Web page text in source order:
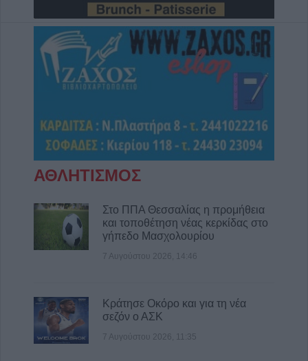
Αρείου Πάγου οι αιτήσεις για την ανάσυρση
από το αρχείο της υπόθεσης των
τηλεφωνικών υποκλοπών
7 Αυγούστου 2026, 14:26
Επιχορηγήσεις 15.000 ευρώ από το Υπ.
Συνεδριάζει την Τρίτη 11 Αυγούστου το
Δημοτικό Συμβούλιο Λίμνης Πλαστήρα
Την Κυριακή 9 Αυγούστου το 40ήμερο
μνημόσυνο του Βάιου Κουκουνή
7 Αυγούστου 2026, 13:14
Στο 3,4% ο πληθωρισμός τον Ιούλιο του
2026 σύμφωνα με την ΕΛΣΤΑΤ
ΑΘΛΗΤΙΣΜΟΣ
Στο ΠΠΑ Θεσσαλίας η προμήθεια
και τοποθέτηση νέας κερκίδας στο
γήπεδο Μασχολουρίου
7 Αυγούστου 2026, 14:46
Κράτησε Οκόρο και για τη νέα
σεζόν ο ΑΣΚ
7 Αυγούστου 2026, 11:35